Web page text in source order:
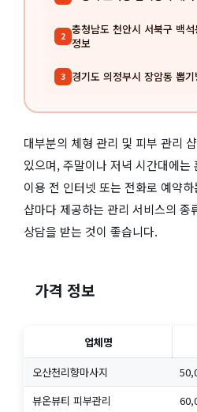
2 충청남도 천안시 서북구 백
정보
3 경기도 의정부시 장암동 뽑
대부분의 체형 관리 및 피부 관리
있으며, 주말이나 저녁 시간대에는
이용 전 인터넷 또는 전화로 예약
샵마다 제공하는 관리 서비스의 종
상담을 받는 것이 좋습니다.
가격 정보
업체명
오산천리향마사지
뷰온뷰티 피부관리